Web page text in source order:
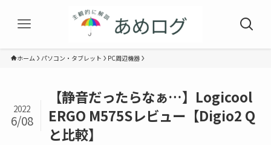
ホーム パソコン・タブレット PC周辺機器
【静音だったらなぁ…】Logicool
ERGO M575Sレビュー【Digio2 Q
と比較】
2022
6/08